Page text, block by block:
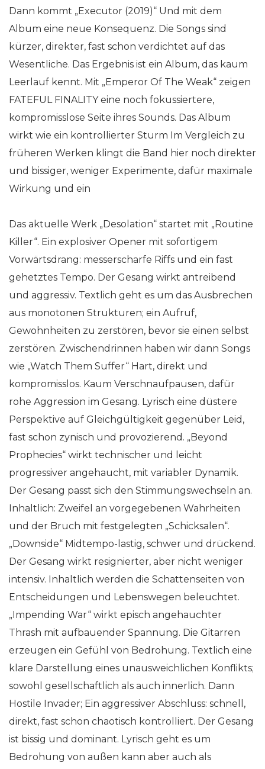
Dann kommt „Executor (2019)“ Und mit dem
Album eine neue Konsequenz. Die Songs sind
kürzer, direkter, fast schon verdichtet auf das
Wesentliche. Das Ergebnis ist ein Album, das kaum
Leerlauf kennt. Mit „Emperor Of The Weak“ zeigen
FATEFUL FINALITY eine noch fokussiertere,
kompromisslose Seite ihres Sounds. Das Album
wirkt wie ein kontrollierter Sturm Im Vergleich zu
früheren Werken klingt die Band hier noch direkter
und bissiger, weniger Experimente, dafür maximale
Wirkung und ein
Das aktuelle Werk „Desolation“ startet mit „Routine
Killer“. Ein explosiver Opener mit sofortigem
Vorwärtsdrang: messerscharfe Riffs und ein fast
gehetztes Tempo. Der Gesang wirkt antreibend
und aggressiv. Textlich geht es um das Ausbrechen
aus monotonen Strukturen; ein Aufruf,
Gewohnheiten zu zerstören, bevor sie einen selbst
zerstören. Zwischendrinnen haben wir dann Songs
wie „Watch Them Suffer“ Hart, direkt und
kompromisslos. Kaum Verschnaufpausen, dafür
rohe Aggression im Gesang. Lyrisch eine düstere
Perspektive auf Gleichgültigkeit gegenüber Leid,
fast schon zynisch und provozierend. „Beyond
Prophecies“ wirkt technischer und leicht
progressiver angehaucht, mit variabler Dynamik.
Der Gesang passt sich den Stimmungswechseln an.
Inhaltlich: Zweifel an vorgegebenen Wahrheiten
und der Bruch mit festgelegten „Schicksalen“.
„Downside“ Midtempo-lastig, schwer und drückend.
Der Gesang wirkt resignierter, aber nicht weniger
intensiv. Inhaltlich werden die Schattenseiten von
Entscheidungen und Lebenswegen beleuchtet.
„Impending War“ wirkt episch angehauchter
Thrash mit aufbauender Spannung. Die Gitarren
erzeugen ein Gefühl von Bedrohung. Textlich eine
klare Darstellung eines unausweichlichen Konflikts;
sowohl gesellschaftlich als auch innerlich. Dann
Hostile Invader; Ein aggressiver Abschluss: schnell,
direkt, fast schon chaotisch kontrolliert. Der Gesang
ist bissig und dominant. Lyrisch geht es um
Bedrohung von außen kann aber auch als